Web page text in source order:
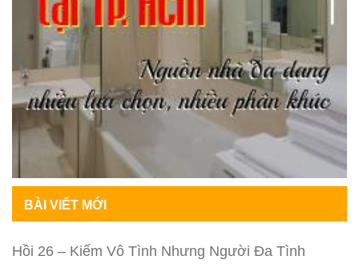
BÀI VIẾT MỚI
Hồi 26 – Kiếm Vô Tình Nhưng Người Đa Tình